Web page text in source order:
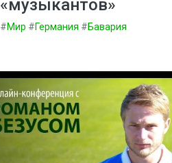
«музыкантов»
#Мир #Германия #Бавария